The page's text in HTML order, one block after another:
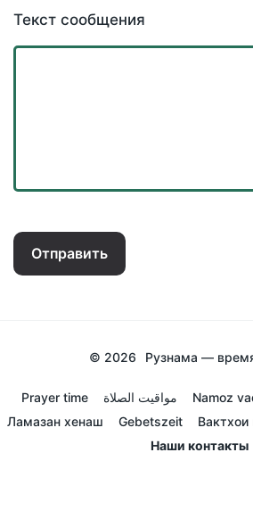
Текст сообщения
Отправить
© 2026 Рузнама —
Prayer time مواقيت الصلاة Namoz
Ламазан хенаш
Gebetszeit Вактхои
Наши контакты